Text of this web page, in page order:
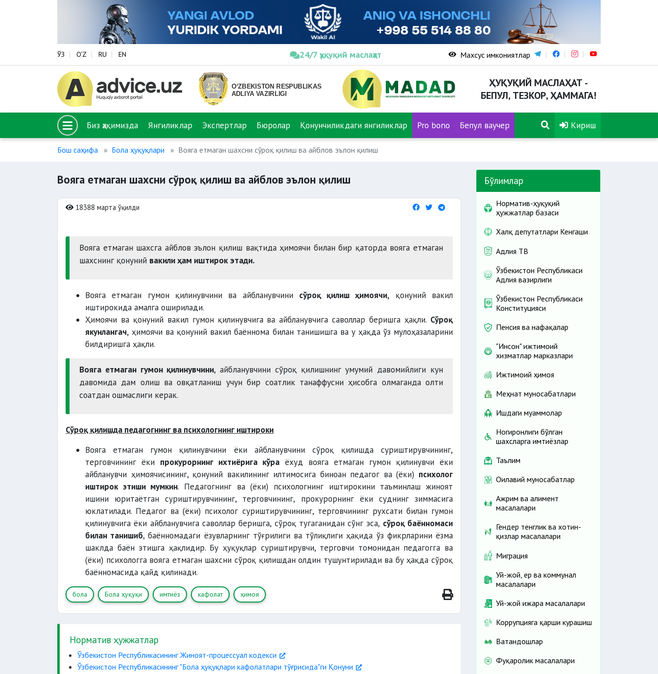
ЎЗ O‘Z RU EN 24/7 ҳуқуқий маслаҳат Махсус имкониятлар
ҲУҚУҚИЙ МАСЛАҲАТ -
БЕПУЛ, ТЕЗКОР, ҲАММАГА!
Биз ҳақимизда Янгиликлар Экспертлар Бюролар Қонунчиликдаги янгиликлар Pro bono Бепул ваучер Кириш
Бош саҳифа Бола ҳуқуқлари Вояга етмаган шахсни сўроқ қилиш ва айблов эълон қилиш
Вояга етмаган шахсни сўроқ қилиш ва айблов эълон қилиш
18388 марта ўқилди
Вояга етмаган шахсга айблов эълон қилиш вақтида ҳимоячи билан бир қаторда вояга етмаган
шахснинг қонуний вакили ҳам иштирок этади.
Вояга етмаган гумон қилинувчини ва айбланувчини сўроқ қилиш ҳимоячи, қонуний вакил
иштирокида амалга оширилади.
Ҳимоячи ва қонуний вакил гумон қилинувчига ва айбланувчига саволлар беришга ҳақли. Сўроқ
якунлангач, ҳимоячи ва қонуний вакил баённома билан танишишга ва у ҳақда ўз мулоҳазаларини
билдиришга ҳақли.
Вояга етмаган гумон қилинувчини, айбланувчини сўроқ қилишнинг умумий давомийлиги кун
давомида дам олиш ва овқатланиш учун бир соатлик танаффусни ҳисобга олмаганда олти
соатдан ошмаслиги керак.
Сўроқ қилишда педагогнинг ва психологнинг иштироки
Вояга етмаган гумон қилинувчини ёки айбланувчини сўроқ қилишда суриштирувчининг,
терговчининг ёки прокурорнинг ихтиёрига кўра ёхуд вояга етмаган гумон қилинувчи ёки
айбланувчи ҳимоячисининг, қонуний вакилининг илтимосига биноан педагог ва (ёки) психолог
иштирок этиши мумкин. Педагогнинг ва (ёки) психологнинг иштирокини таъминлаш жиноят
ишини юритаётган суриштирувчининг, терговчининг, прокурорнинг ёки суднинг зиммасига
юклатилади. Педагог ва (ёки) психолог суриштирувчининг, терговчининг рухсати билан гумон
қилинувчига ёки айбланувчига саволлар беришга, сўроқ тугаганидан сўнг эса, сўроқ баённомаси
билан танишиб, баённомадаги ёзувларнинг тўғрилиги ва тўлиқлиги ҳақида ўз фикрларини ёзма
шаклда баён этишга ҳақлидир. Бу ҳуқуқлар суриштирувчи, терговчи томонидан педагогга ва
(ёки) психологга вояга етмаган шахсни сўроқ қилишдан олдин тушунтирилади ва бу ҳақда сўроқ
баённомасида қайд қилинади.
бола Бола ҳуқуқи имтиёз кафолат ҳимоя
Норматив ҳужжатлар
Ўзбекистон Республикасининг Жиноят-процессуал кодекси
Ўзбекистон Республикасининг "Бола ҳуқуқлари кафолатлари тўғрисида"ги Қонуни
Бўлимлар
Норматив-ҳуқуқий
ҳужжатлар базаси
Халқ депутатлари Кенгаши
Адлия ТВ
Ўзбекистон Республикаси
Адлия вазирлиги
Ўзбекистон Республикаси
Конституцияси
Пенсия ва нафақалар
"Инсон" ижтимоий
хизматлар марказлари
Ижтимоий ҳимоя
Меҳнат муносабатлари
Ишдаги муаммолар
Ногиронлиги бўлган
шахсларга имтиёзлар
Таълим
Оилавий муносабатлар
Ажрим ва алимент
масалалари
Гендер тенглик ва хотин-
қизлар масалалари
Миграция
Уй-жой, ер ва коммунал
масалалари
Уй-жой ижара масалалари
Коррупцияга қарши курашиш
Ватандошлар
Фуқаролик масалалари